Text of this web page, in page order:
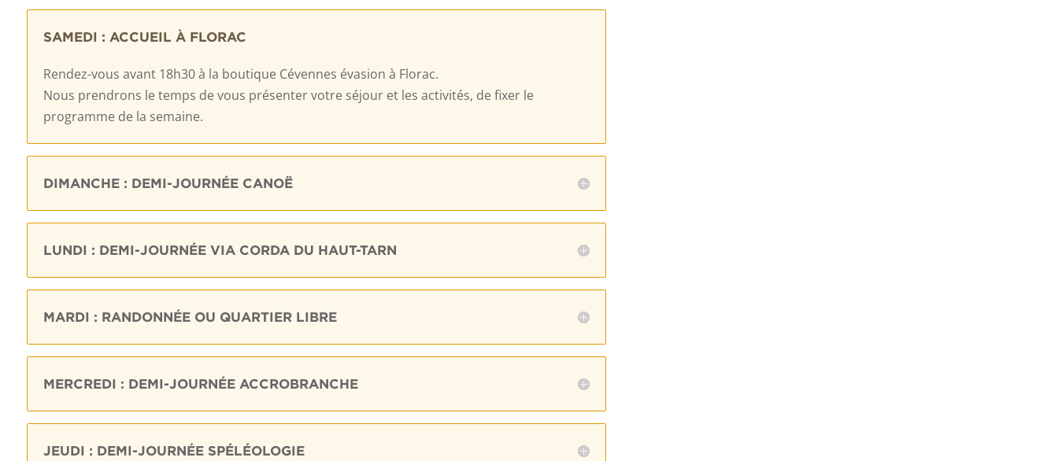
SAMEDI : ACCUEIL À FLORAC
Rendez-vous avant 18h30 à la boutique Cévennes évasion à Florac.
Nous prendrons le temps de vous présenter votre séjour et les activités, de fixer le
programme de la semaine.
DIMANCHE : DEMI-JOURNÉE CANOË
LUNDI : DEMI-JOURNÉE VIA CORDA DU HAUT-TARN
MARDI : RANDONNÉE OU QUARTIER LIBRE
MERCREDI : DEMI-JOURNÉE ACCROBRANCHE
JEUDI : DEMI-JOURNÉE SPÉLÉOLOGIE